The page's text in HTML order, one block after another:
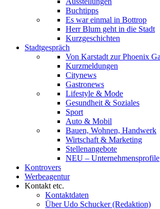
Buchtipps
Es war einmal in Bottrop
Herr Blum geht in die Stadt
Kurzgeschichten
Stadtgespräch
Von Karstadt zur Phoenix
Kurzmeldungen
Citynews
Gastronews
Lifestyle & Mode
Gesundheit & Soziales
Sport
Auto & Mobil
Bauen, Wohnen, Handwerk
Wirtschaft & Marketing
Stellenangebote
NEU – Unternehmens­profile
Kontrovers
Werbeagentur
Kontakt etc.
Kontaktdaten
Über Udo Schucker (Redaktion)